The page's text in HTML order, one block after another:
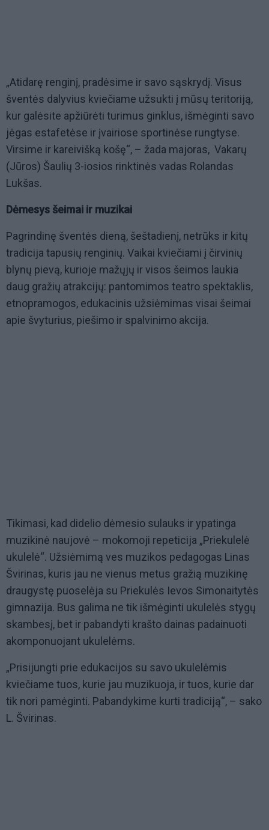
„Atidarę renginį, pradėsime ir savo sąskrydį. Visus
šventės dalyvius kviečiame užsukti į mūsų teritoriją,
kur galėsite apžiūrėti turimus ginklus, išmėginti savo
jėgas estafetėse ir įvairiose sportinėse rungtyse.
Virsime ir kareivišką košę“, – žada majoras, Vakarų
(Jūros) Šaulių 3-iosios rinktinės vadas Rolandas
Lukšas.
Dėmesys šeimai ir muzikai
Pagrindinę šventės dieną, šeštadienį, netrūks ir kitų
tradicija tapusių renginių. Vaikai kviečiami į čirvinių
blynų pievą, kurioje mažųjų ir visos šeimos laukia
daug gražių atrakcijų: pantomimos teatro spektaklis,
etnopramogos, edukacinis užsiėmimas visai šeimai
apie švyturius, piešimo ir spalvinimo akcija.
Tikimasi, kad didelio dėmesio sulauks ir ypatinga
muzikinė naujovė – mokomoji repeticija „Priekulelė
ukulelė“. Užsiėmimą ves muzikos pedagogas Linas
Švirinas, kuris jau ne vienus metus gražią muzikinę
draugystę puoselėja su Priekulės Ievos Simonaitytės
gimnazija. Bus galima ne tik išmėginti ukulelės stygų
skambesį, bet ir pabandyti krašto dainas padainuoti
akomponuojant ukulelėms.
„Prisijungti prie edukacijos su savo ukulelėmis
kviečiame tuos, kurie jau muzikuoja, ir tuos, kurie dar
tik nori pamėginti. Pabandykime kurti tradiciją“, – sako
L. Švirinas.